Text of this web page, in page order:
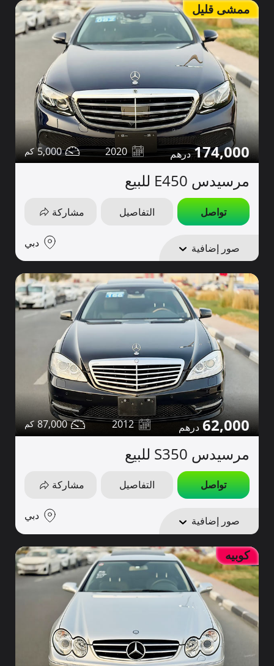
ممشى قليل
174,000
2020
5,000
مرسيدس E450 للبيع
تواصل التفاصيل مشاركة
صور إضافية دبي
62,000
2012
87,000
مرسيدس S350 للبيع
تواصل التفاصيل مشاركة
صور إضافية دبي
كوبيه